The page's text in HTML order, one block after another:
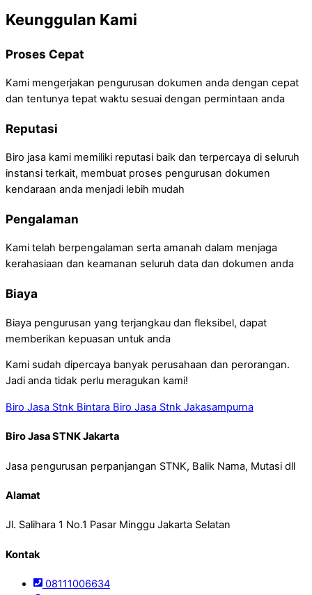
Keunggulan Kami
Proses Cepat
Kami mengerjakan pengurusan dokumen anda dengan cepat
dan tentunya tepat waktu sesuai dengan permintaan anda
Reputasi
Biro jasa kami memiliki reputasi baik dan terpercaya di seluruh
instansi terkait, membuat proses pengurusan dokumen
kendaraan anda menjadi lebih mudah
Pengalaman
Kami telah berpengalaman serta amanah dalam menjaga
kerahasiaan dan keamanan seluruh data dan dokumen anda
Biaya
Biaya pengurusan yang terjangkau dan fleksibel, dapat
memberikan kepuasan untuk anda
Kami sudah dipercaya banyak perusahaan dan perorangan.
Jadi anda tidak perlu meragukan kami!
Biro Jasa Stnk Bintara Biro Jasa Stnk Jakasampurna
Biro Jasa STNK Jakarta
Jasa pengurusan perpanjangan STNK, Balik Nama, Mutasi dll
Alamat
Jl. Salihara 1 No.1 Pasar Minggu Jakarta Selatan
Kontak
08111006634